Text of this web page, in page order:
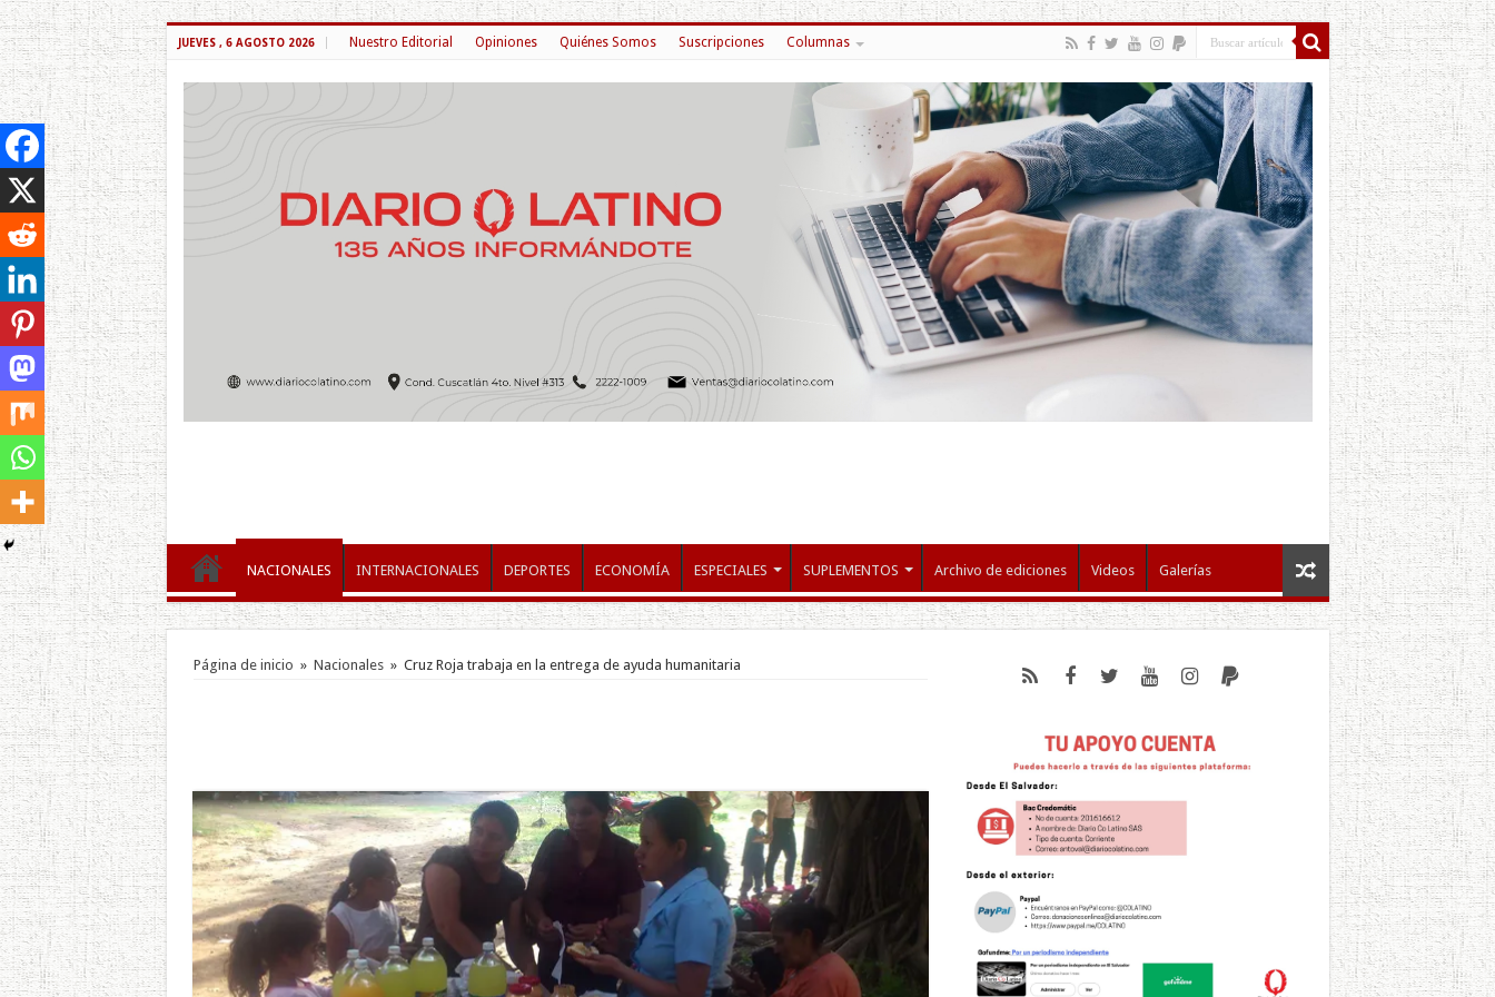
JUEVES , 6 AGOSTO 2026 Nuestro Editorial Opiniones Quiénes Somos Suscripciones Columnas
NACIONALES INTERNACIONALES DEPORTES ECONOMÍA ESPECIALES SUPLEMENTOS Archivo de ediciones Videos Galerías
Página de inicio » Nacionales » Cruz Roja trabaja en la entrega de ayuda humanitaria